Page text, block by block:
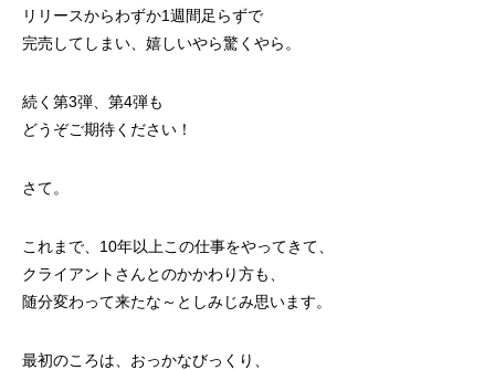
リリースからわずか1週間足らずで
完売してしまい、嬉しいやら驚くやら。
続く第3弾、第4弾も
どうぞご期待ください！
さて。
これまで、10年以上この仕事をやってきて、
クライアントさんとのかかわり方も、
随分変わって来たな～としみじみ思います。
最初のころは、おっかなびっくり、